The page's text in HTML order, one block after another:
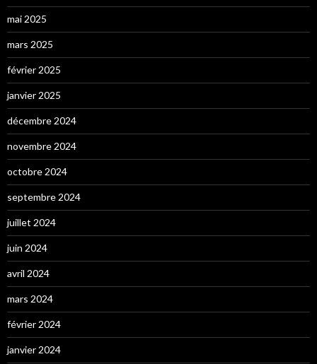
mai 2025
mars 2025
février 2025
janvier 2025
décembre 2024
novembre 2024
octobre 2024
septembre 2024
juillet 2024
juin 2024
avril 2024
mars 2024
février 2024
janvier 2024